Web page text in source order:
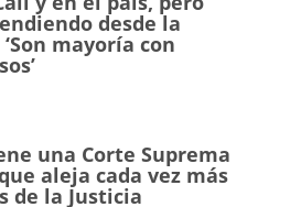
desde la
mayoría con
una Corte Suprema
aleja cada vez más
de la Justicia